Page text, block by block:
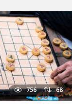
756 68